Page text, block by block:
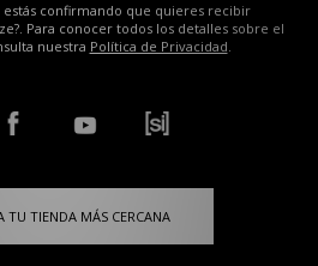
confirmando que quieres recibir
Para conocer todos los detalles sobre el
nuestra Política de Privacidad.
TU TIENDA MÁS CERCANA